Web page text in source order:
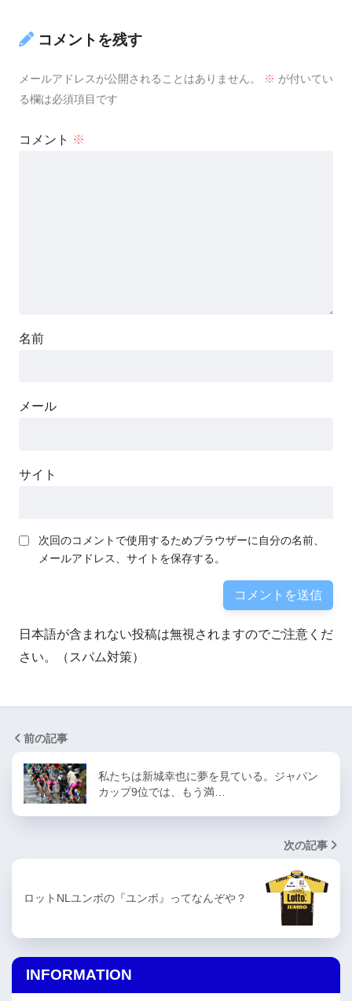
コメントを残す
メールアドレスが公開されることはありません。 ※ が付いてい
る欄は必須項目です
コメント ※
名前
メール
サイト
次回のコメントで使用するためブラウザーに自分の名前、
メールアドレス、サイトを保存する。
日本語が含まれない投稿は無視されますのでご注意くだ
さい。（スパム対策）
前の記事
私たちは新城幸也に夢を見ている。ジャパン
カップ9位では、もう満…
次の記事
ロットNLユンボの『ユンボ』ってなんぞや？
INFORMATION